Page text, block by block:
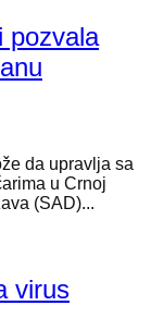
pozvala
da upravlja sa
u Crnoj
(SAD)...
virus